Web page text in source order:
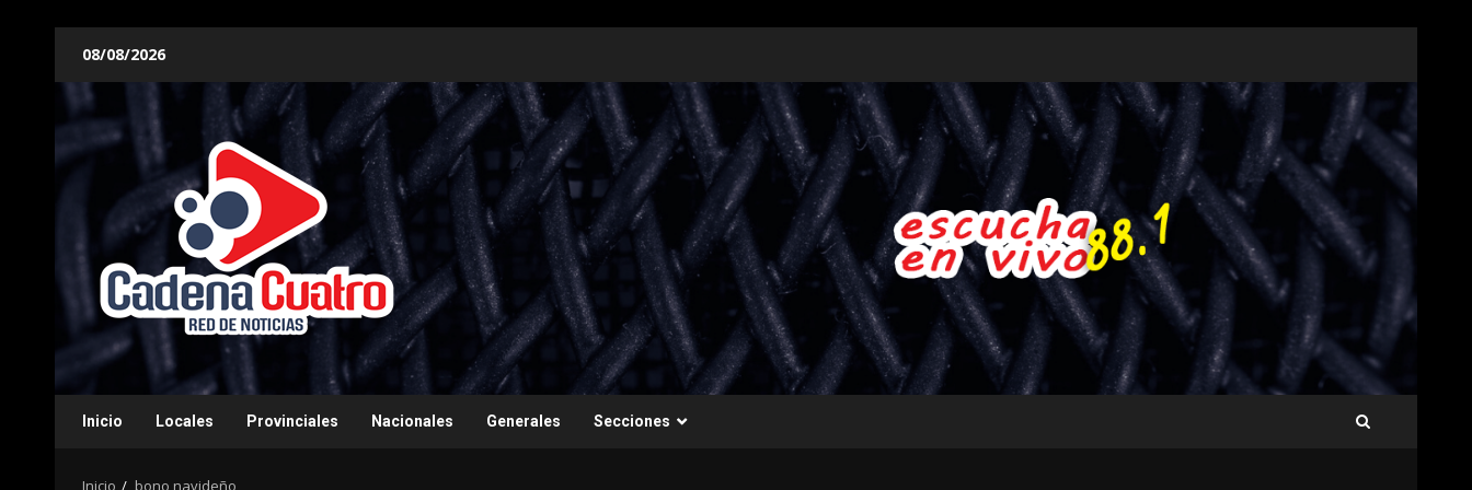
contenido
08/08/2026
Inicio Locales Provinciales Nacionales Generales Secciones
Inicio bono navideño